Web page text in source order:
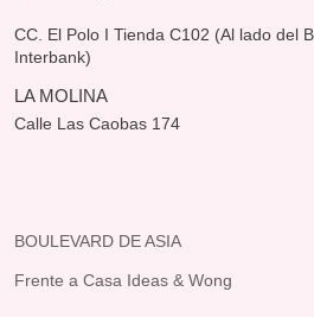
CC. El Polo I Tienda C102 (Al lado del
Interbank)
LA MOLINA
Calle Las Caobas 174
BOULEVARD DE ASIA
Frente a Casa Ideas & Wong